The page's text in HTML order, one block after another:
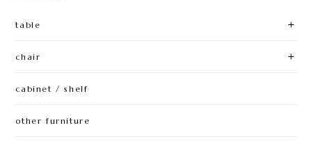
table
chair
cabinet / shelf
other furniture